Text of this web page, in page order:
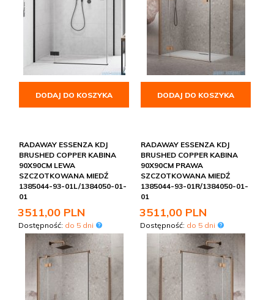
DODAJ DO KOSZYKA DODAJ DO KOSZYKA
RADAWAY ESSENZA KDJ
BRUSHED COPPER KABINA
90X90CM LEWA
SZCZOTKOWANA MIEDŹ
1385044-93-01L/1384050-01-
01
3511,00 PLN
Dostępność: do 5 dni
RADAWAY ESSENZA KDJ
BRUSHED COPPER KABINA
90X90CM PRAWA
SZCZOTKOWANA MIEDŹ
1385044-93-01R/1384050-01-
01
3511,00 PLN
Dostępność: do 5 dni